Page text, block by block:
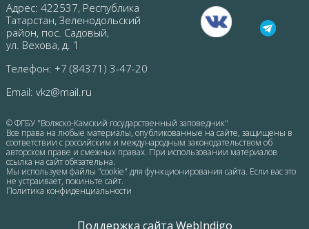
Адрес: 422537, Республика
Татарстан, Зеленодольский
район, пос. Садовый,
ул. Вехова, д. 1
Телефон: +7 (84371) 3-47-20
Email: vkz@mail.ru
© ФГБУ "Волжско-Камский государственный заповедник"
Все права на любые материалы, опубликованные на сайте, защищены в
соответствии с российским и международным законодательством об
авторском праве и смежных правах. При использовании материалов
ссылка на сайт обязательна.
Мы используем файлы "cookie" для функционирования сайта. Если вас это
не устраивает, покиньте сайт.
Политика конфиденциальности
Поддержка сайта WebIndigo